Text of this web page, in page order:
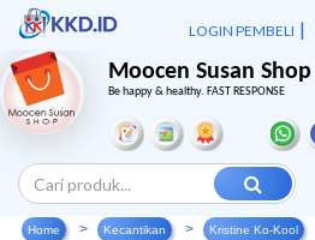
LOGIN PEMBELI |
Moocen Susan Shop
Be happy & healthy. FAST RESPONSE
Home Kecantikan Kristine Ko-Kool